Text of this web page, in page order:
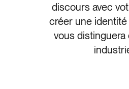
discours avec
créer une identité
vous distinguera